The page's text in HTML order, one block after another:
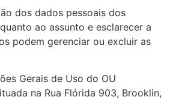
dos dados pessoais dos
ao assunto e esclarecer a
podem gerenciar ou excluir as
Gerais de Uso do OU
na Rua Flórida 903, Brooklin,